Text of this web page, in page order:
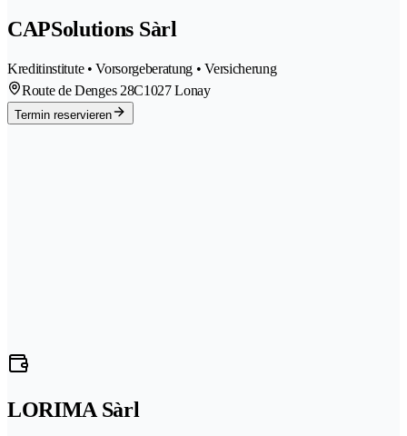
CAPSolutions Sàrl
Kreditinstitute • Vorsorgeberatung • Versicherung
Route de Denges 28C1027 Lonay
Termin reservieren
LORIMA Sàrl